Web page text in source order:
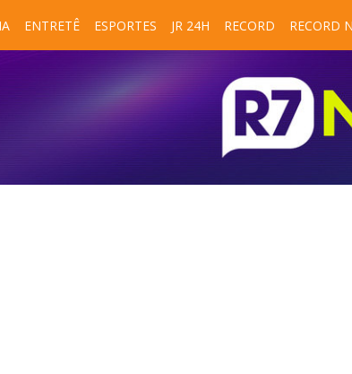
ENTRETÊ ESPORTES JR 24H RECORD RECORD